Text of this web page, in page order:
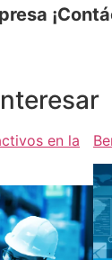
en la